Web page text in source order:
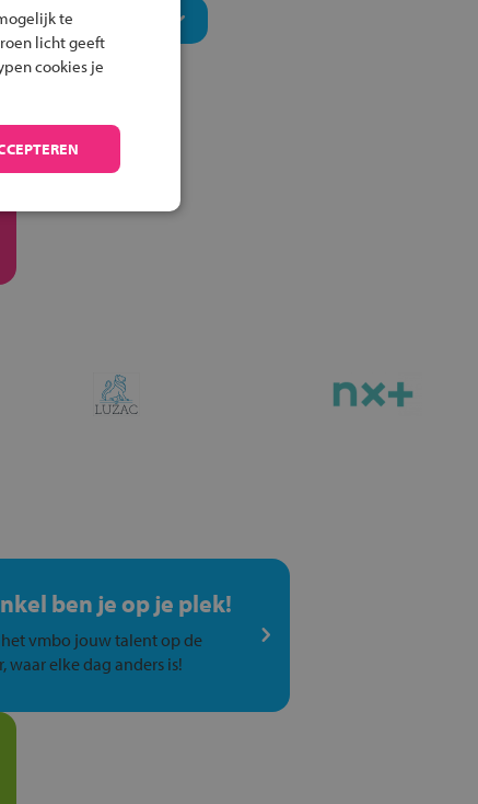
ben je op je plek!
vmbo jouw talent op de
waar elke dag anders is!
te
licht geeft
cookies je